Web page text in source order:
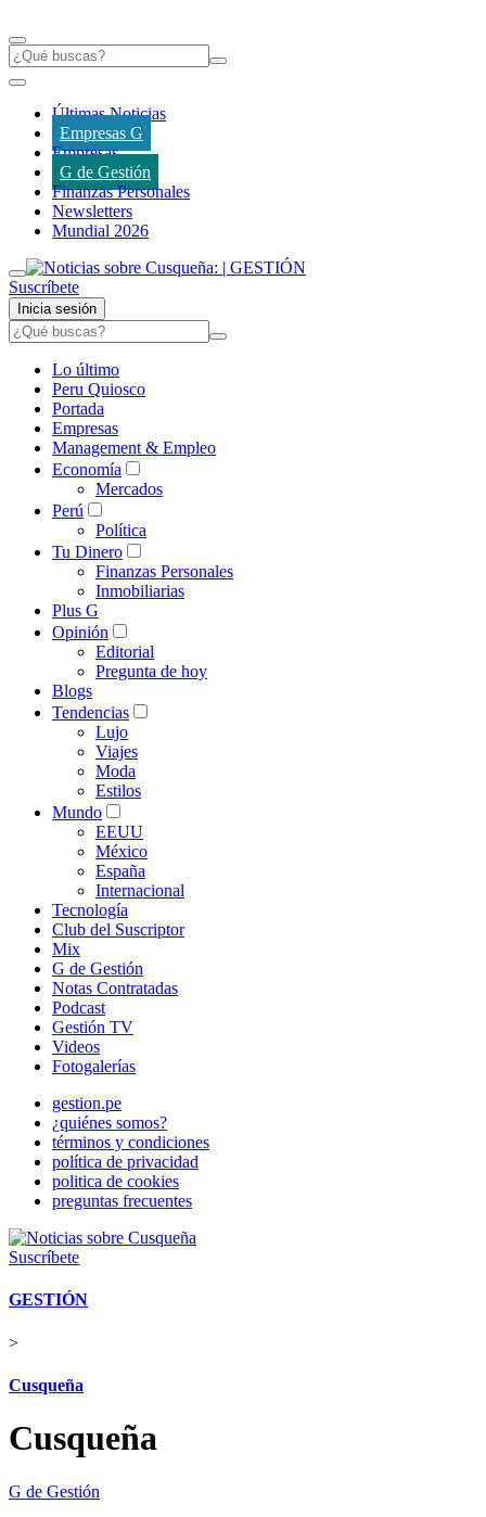
Últimas Noticias
Empresas G
Empresas
G de Gestión
Finanzas Personales
Newsletters
Mundial 2026
Suscríbete
Inicia sesión
Lo último
Peru Quiosco
Portada
Empresas
Management & Empleo
Economía
Mercados
Perú
Política
Tu Dinero
Finanzas Personales
Inmobiliarias
Plus G
Opinión
Editorial
Pregunta de hoy
Blogs
Tendencias
Lujo
Viajes
Moda
Estilos
Mundo
EEUU
México
España
Internacional
Tecnología
Club del Suscriptor
Mix
G de Gestión
Notas Contratadas
Podcast
Gestión TV
Videos
Fotogalerías
gestion.pe
¿quiénes somos?
términos y condiciones
política de privacidad
politica de cookies
preguntas frecuentes
Suscríbete
GESTIÓN
>
Cusqueña
Cusqueña
G de Gestión